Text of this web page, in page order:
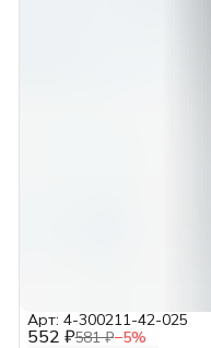
552 ₽581 ₽−5%
Арт: 4-300211-42-025